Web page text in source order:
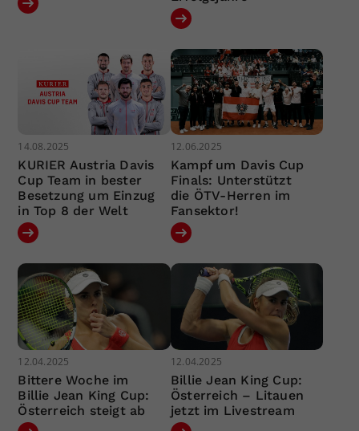
14.08.2025
KURIER Austria Davis
Cup Team in bester
Besetzung um Einzug
in Top 8 der Welt
12.06.2025
Kampf um Davis Cup
Finals: Unterstützt
die ÖTV-Herren im
Fansektor!
12.04.2025
Bittere Woche im
Billie Jean King Cup:
Österreich steigt ab
12.04.2025
Billie Jean King Cup:
Österreich – Litauen
jetzt im Livestream